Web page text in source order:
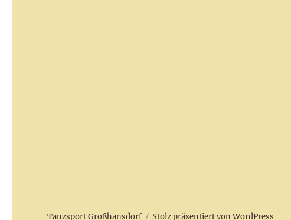
Tanzsport Großhansdorf Stolz präsentiert von WordPress